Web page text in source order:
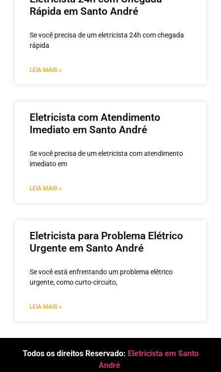
Rápida em Santo André
Se você precisa de um eletricista 24h com chegada
rápida
LEIA MAIS »
Eletricista com Atendimento
Imediato em Santo André
Se você precisa de um eletricista com atendimento
imediato em
LEIA MAIS »
Eletricista para Problema Elétrico
Urgente em Santo André
Se você está enfrentando um problema elétrico
urgente, como curto-circuito,
LEIA MAIS »
Todos os direitos Reservado: Eletricista em Santo
André